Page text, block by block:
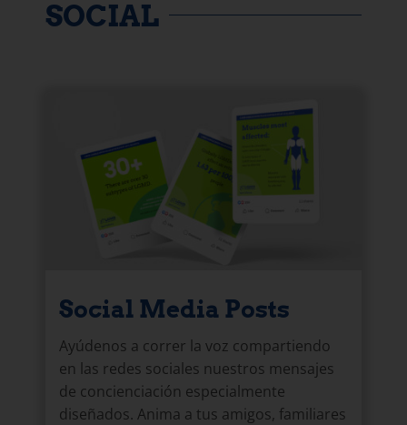
SOCIAL
Social Media Posts
Ayúdenos a correr la voz compartiendo
en las redes sociales nuestros mensajes
de concienciación especialmente
diseñados. Anima a tus amigos, familiares